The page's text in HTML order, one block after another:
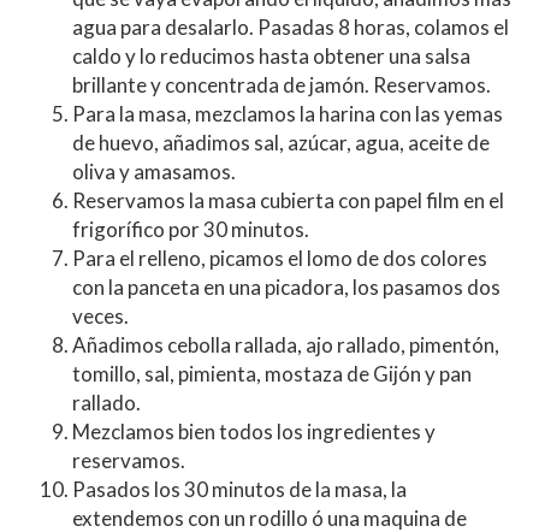
agua para desalarlo. Pasadas 8 horas, colamos el
caldo y lo reducimos hasta obtener una salsa
brillante y concentrada de jamón. Reservamos.
Para la masa, mezclamos la harina con las yemas
de huevo, añadimos sal, azúcar, agua, aceite de
oliva y amasamos.
Reservamos la masa cubierta con papel film en el
frigorífico por 30 minutos.
Para el relleno, picamos el lomo de dos colores
con la panceta en una picadora, los pasamos dos
veces.
Añadimos cebolla rallada, ajo rallado, pimentón,
tomillo, sal, pimienta, mostaza de Gijón y pan
rallado.
Mezclamos bien todos los ingredientes y
reservamos.
Pasados los 30 minutos de la masa, la
extendemos con un rodillo ó una maquina de